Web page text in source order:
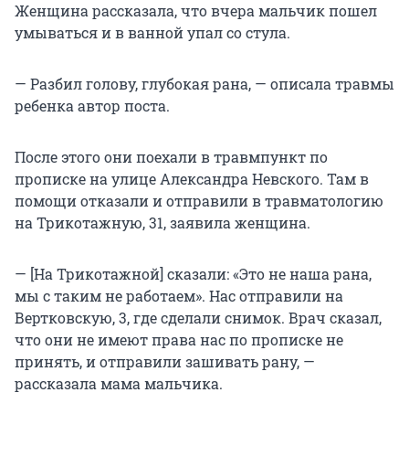
Женщина рассказала, что вчера мальчик пошел
умываться и в ванной упал со стула.
— Разбил голову, глубокая рана, — описала травмы
ребенка автор поста.
После этого они поехали в травмпункт по
прописке на улице Александра Невского. Там в
помощи отказали и отправили в травматологию
на Трикотажную, 31, заявила женщина.
— [На Трикотажной] сказали: «Это не наша рана,
мы с таким не работаем». Нас отправили на
Вертковскую, 3, где сделали снимок. Врач сказал,
что они не имеют права нас по прописке не
принять, и отправили зашивать рану, —
рассказала мама мальчика.